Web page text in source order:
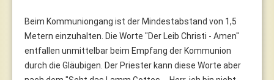
Beim Kommuniongang ist der Mindestabstand von 1,5
Metern einzuhalten. Die Worte "Der Leib Christi - Amen"
entfallen unmittelbar beim Empfang der Kommunion
durch die Gläubigen. Der Priester kann diese Worte aber